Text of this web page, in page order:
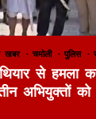
खबर चमोली पुलिस
से हमला
अभियुक्तों को